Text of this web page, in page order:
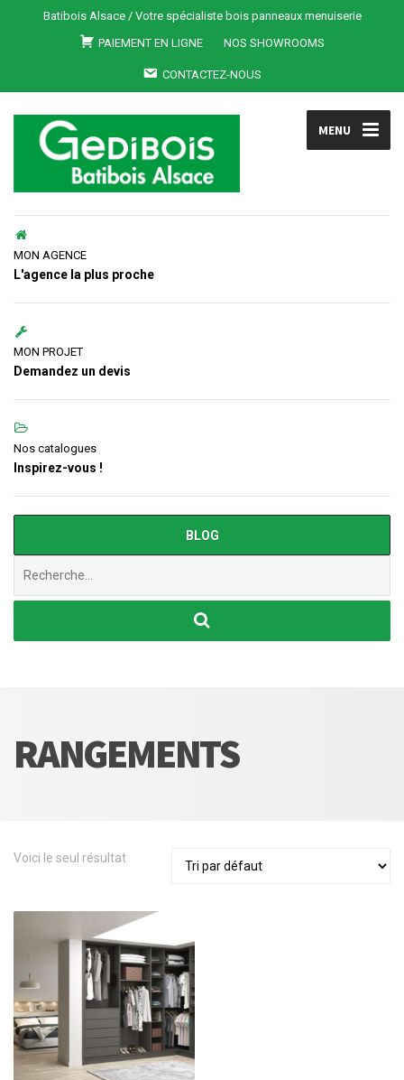
Batibois Alsace / Votre spécialiste bois panneaux menuiserie
PAIEMENT EN LIGNE
NOS SHOWROOMS
CONTACTEZ-NOUS
MENU
MON AGENCE
L'agence la plus proche
MON PROJET
Demandez un devis
Nos catalogues
Inspirez-vous !
BLOG
RANGEMENTS
Voici le seul résultat